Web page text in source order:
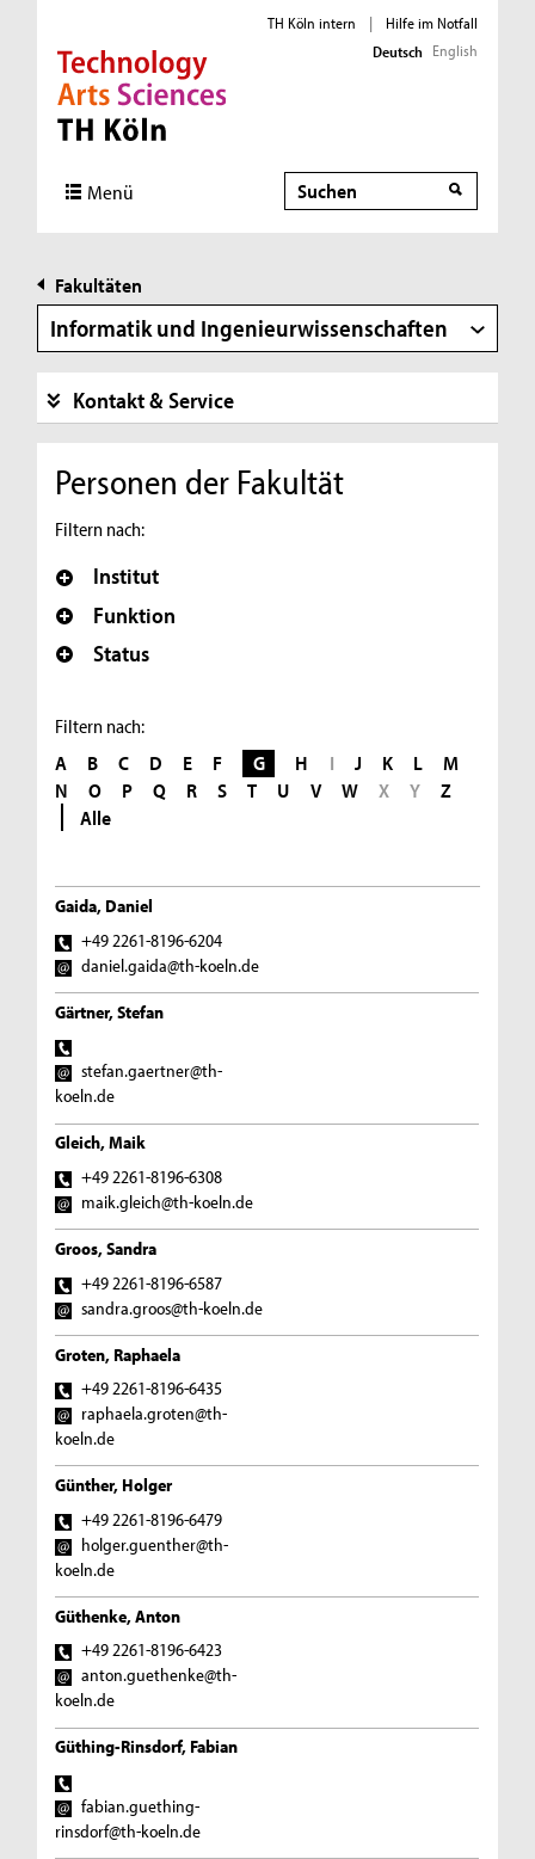
Direkt zur Hauptnavigation
Direkt zur Subnavigation
Direkt zum Inhalt
Direkt zum Fußbereich
TH Köln intern |
Hilfe im Notfall
Deutsch English
Menü Suche
Suche
Fakultäten
Informatik und Ingenieurwissenschaften
Kontakt & Service
Personen der Fakultät
Filtern nach:
Institut
Funktion
Status
Filtern nach:
A B C D E F G H I J K L
M
N
O P Q R S T U V W X Y
Z
Alle
Gaida, Daniel
+49 2261-8196-6204
daniel.gaida@th-koeln.de
Gärtner, Stefan
stefan.gaertner@th-
koeln.de
Gleich, Maik
+49 2261-8196-6308
maik.gleich@th-koeln.de
Groos, Sandra
+49 2261-8196-6587
sandra.groos@th-koeln.de
Groten, Raphaela
+49 2261-8196-6435
raphaela.groten@th-
koeln.de
Günther, Holger
+49 2261-8196-6479
holger.guenther@th-
koeln.de
Güthenke, Anton
+49 2261-8196-6423
anton.guethenke@th-
koeln.de
Güthing-Rinsdorf, Fabian
fabian.guething-
rinsdorf@th-koeln.de